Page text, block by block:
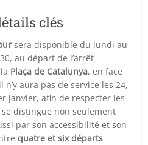
clés
sera disponible du lundi au
au départ de l’arrêt
Plaça de Catalunya, en face
n’y aura pas de service les 24,
janvier, afin de respecter les
distingue non seulement
par son accessibilité et son
quatre et six départs